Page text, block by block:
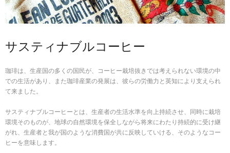
サスティナブルコーヒー
珈琲は、生産国の多くの国民が、コーヒー栽培抜きでは考えられない環境の中
での生活があり、また珈琲産業の発展は、彼らの労働力と英知により支えられ
て来ました。
サスティナブルコーヒーとは、生産者の生活水準を向上持続させ、同時に栽培
環境そのものが、地球の自然環境を保全しながら将来にわたり持続的に受け継
がれ、生産者と我が国のような消費国が共に反映していける、そのようなコー
ヒーを意味します。